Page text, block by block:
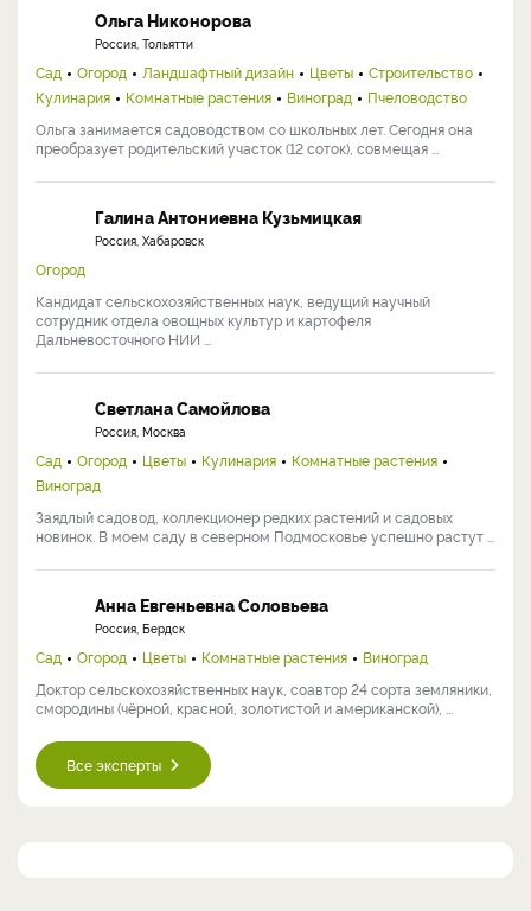
Ольга Никонорова
Россия, Тольятти
Сад Огород Ландшафтный дизайн Цветы
Строительство
Кулинария
Комнатные растения Виноград
Пчеловодство
Ольга занимается садоводством со школьных лет. Сегодня она
преобразует родительский участок (12 соток), совмещая ...
Галина Антониевна Кузьмицкая
Россия, Хабаровск
Огород
Кандидат сельскохозяйственных наук, ведущий научный
сотрудник отдела овощных культур и картофеля
Дальневосточного НИИ ...
Светлана Самойлова
Россия, Москва
Сад Огород Цветы Кулинария
Комнатные растения
Виноград
Заядлый садовод, коллекционер редких растений и садовых
новинок. В моем саду в северном Подмосковье успешно растут ...
Анна Евгеньевна Соловьева
Россия, Бердск
Сад Огород Цветы Комнатные растения
Виноград
Доктор сельскохозяйственных наук, соавтор 24 сорта земляники,
смородины (чёрной, красной, золотистой и американской), ...
Все эксперты